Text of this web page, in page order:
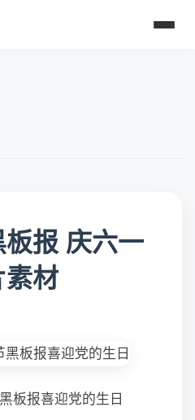
报 庆六一
素材
板报喜迎党的生日